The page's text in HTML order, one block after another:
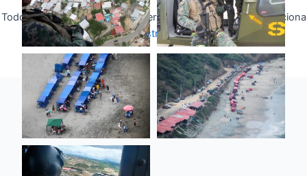
Todos los derechos © 2026 Fuerza Aérea Ecuatoriana | Funciona
gracias aTema Astra para WordPress